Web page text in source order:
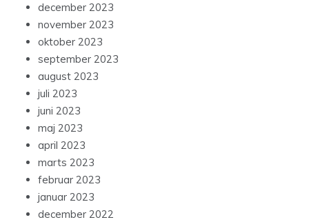
december 2023
november 2023
oktober 2023
september 2023
august 2023
juli 2023
juni 2023
maj 2023
april 2023
marts 2023
februar 2023
januar 2023
december 2022